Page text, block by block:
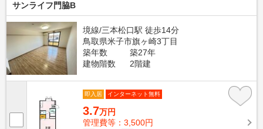
サンライフ門脇B
境線/三本松口駅 徒歩14分
鳥取県米子市旗ヶ崎3丁目
築年数
築27年
建物階数
2階建
即入居 インターネット無料
3.7万円
管理費等：3,500円